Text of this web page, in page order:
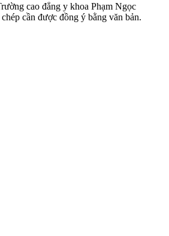
cao đẳng y khoa Phạm Ngọc
cần được đồng ý bằng văn bản.